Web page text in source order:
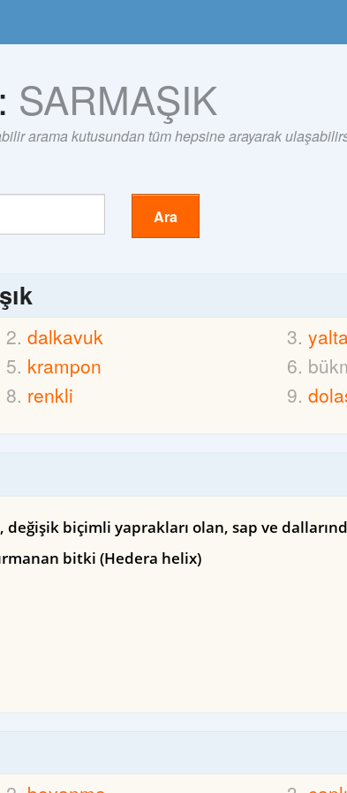
SARMAŞIK
arama kutusundan tüm hepsine arayarak
Ara
dalkavuk
krampon
renkli
biçimli yaprakları olan, sap ve
bitki (Hedera helix)